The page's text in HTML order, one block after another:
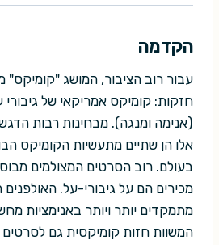
הקדמה
עבור רוב הציבור, המושג "קומיקס"
חזקות: קומיקס אמריקאי של גיבורי
(אנימה ומנגה). מבחינות רבות
אלו הן שתיים מתעשיות הקומיקס
בעולם. רוב הסרטים המצולמים
מכירים הם על גיבורי-על. האולפנים
מתמקדים יותר ויותר באנימציות
המשוות חזות קומיקסית גם